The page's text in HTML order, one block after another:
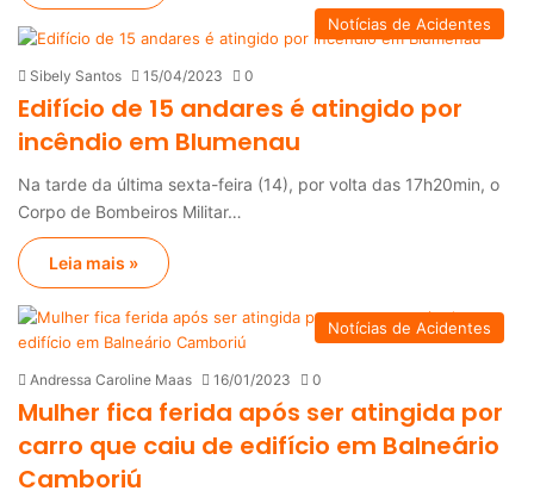
Notícias de Acidentes
Sibely Santos 15/04/2023 0
Edifício de 15 andares é atingido por
incêndio em Blumenau
Na tarde da última sexta-feira (14), por volta das 17h20min, o
Corpo de Bombeiros Militar…
Leia mais »
Notícias de Acidentes
Andressa Caroline Maas 16/01/2023 0
Mulher fica ferida após ser atingida por
carro que caiu de edifício em Balneário
Camboriú